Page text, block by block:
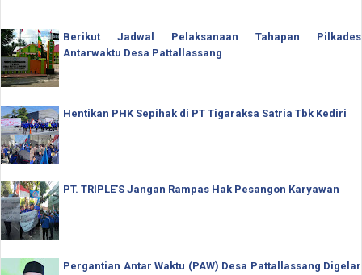
Berikut Jadwal Pelaksanaan Tahapan Pilkades
Antarwaktu Desa Pattallassang
Hentikan PHK Sepihak di PT Tigaraksa Satria Tbk Kediri
PT. TRIPLE'S Jangan Rampas Hak Pesangon Karyawan
Pergantian Antar Waktu (PAW) Desa Pattallassang Digelar